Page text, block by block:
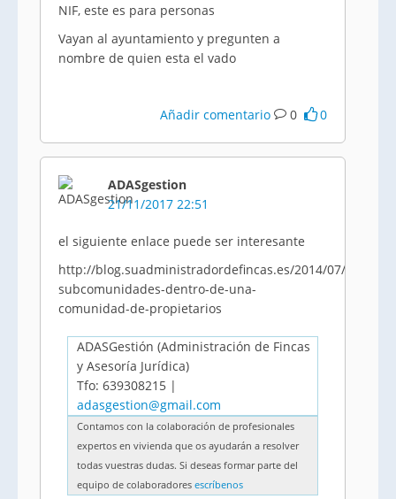
NIF, este es para personas
Vayan al ayuntamiento y pregunten a
nombre de quien esta el vado
Añadir comentario 0 0
ADASgestion
21/11/2017 22:51
el siguiente enlace puede ser interesante
http://blog.suadministradordefincas.es/2014/07/22/las-
subcomunidades-dentro-de-una-
comunidad-de-propietarios
ADASGestión (Administración de Fincas
y Asesoría Jurídica)
Tfo: 639308215 |
adasgestion@gmail.com
Contamos con la colaboración de profesionales
expertos en vivienda que os ayudarán a resolver
todas vuestras dudas. Si deseas formar parte del
equipo de colaboradores escríbenos